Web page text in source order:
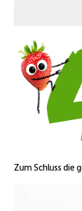
Zum Schluss die